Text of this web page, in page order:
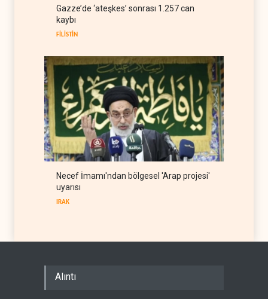
Hava gücü Trump'ın
Gazze’de ‘ateşkes’ sonrası 1.257 can
kaybı
FİLİSTİN
Necef İmamı'ndan bölgesel 'Arap projesi'
uyarısı
IRAK
Alıntı